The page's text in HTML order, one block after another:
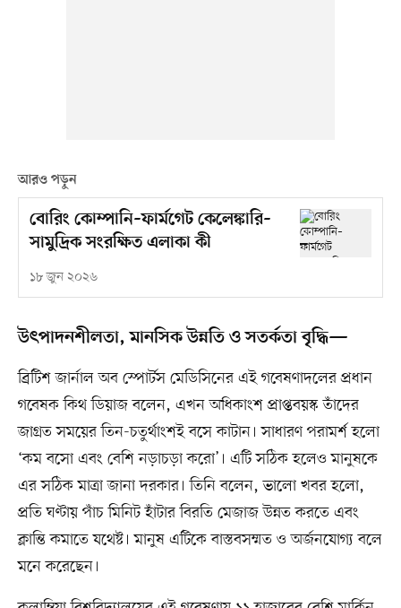
আরও পড়ুন
বোরিং কোম্পানি–ফার্মগেট কেলেঙ্কারি–
সামুদ্রিক সংরক্ষিত এলাকা কী
১৮ জুন ২০২৬
উৎপাদনশীলতা, মানসিক উন্নতি ও সতর্কতা বৃদ্ধি—
ব্রিটিশ জার্নাল অব স্পোর্টস মেডিসিনের এই গবেষণাদলের প্রধান
গবেষক কিথ ডিয়াজ বলেন, এখন অধিকাংশ প্রাপ্তবয়স্ক তাঁদের
জাগ্রত সময়ের তিন-চতুর্থাংশই বসে কাটান। সাধারণ পরামর্শ হলো
‘কম বসো এবং বেশি নড়াচড়া করো’। এটি সঠিক হলেও মানুষকে
এর সঠিক মাত্রা জানা দরকার। তিনি বলেন, ভালো খবর হলো,
প্রতি ঘণ্টায় পাঁচ মিনিট হাঁটার বিরতি মেজাজ উন্নত করতে এবং
ক্লান্তি কমাতে যথেষ্ট। মানুষ এটিকে বাস্তবসম্মত ও অর্জনযোগ্য বলে
মনে করেছেন।